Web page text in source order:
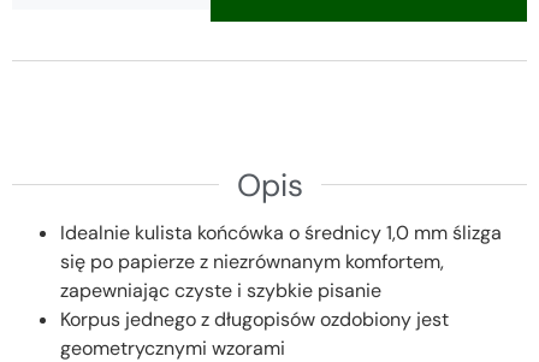
Opis
Idealnie kulista końcówka o średnicy 1,0 mm ślizga
się po papierze z niezrównanym komfortem,
zapewniając czyste i szybkie pisanie
Korpus jednego z długopisów ozdobiony jest
geometrycznymi wzorami